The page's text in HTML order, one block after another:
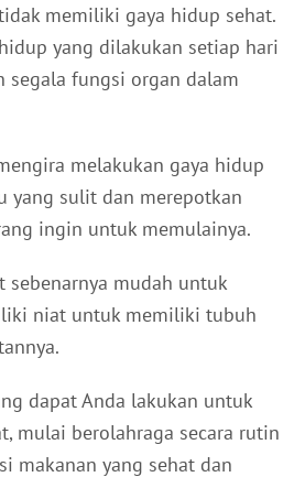
memiliki gaya hidup sehat.
yang dilakukan setiap hari
segala fungsi organ dalam
melakukan gaya hidup
yang sulit dan merepotkan
ingin untuk memulainya.
sebenarnya mudah untuk
niat untuk memiliki tubuh
dapat Anda lakukan untuk
mulai berolahraga secara rutin
makanan yang sehat dan